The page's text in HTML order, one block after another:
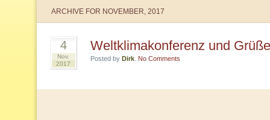
ARCHIVE FOR NOVEMBER, 2017
4
Nov.
2017
Weltklimakonferenz und
Posted by Dirk. No Comments